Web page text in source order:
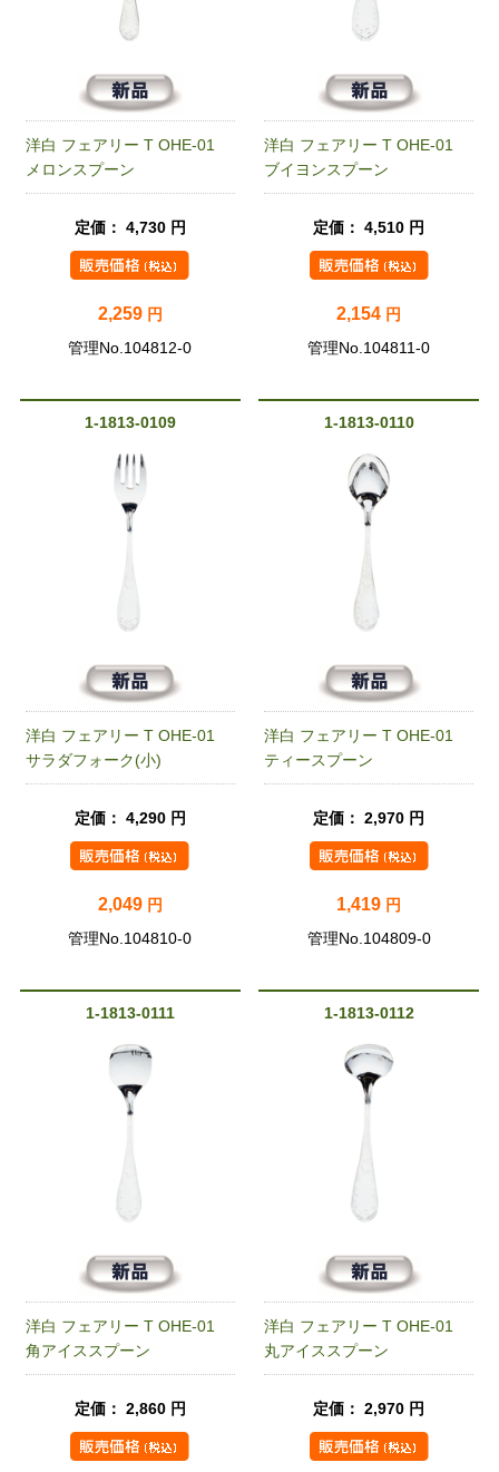
洋白 フェアリー T OHE-01
メロンスプーン
定価： 4,730 円
2,259 円
管理No.104812-0
洋白 フェアリー T OHE-01
ブイヨンスプーン
定価： 4,510 円
2,154 円
管理No.104811-0
1-1813-0109
洋白 フェアリー T OHE-01
サラダフォーク(小)
定価： 4,290 円
2,049 円
管理No.104810-0
1-1813-0110
洋白 フェアリー T OHE-01
ティースプーン
定価： 2,970 円
1,419 円
管理No.104809-0
1-1813-0111
洋白 フェアリー T OHE-01
角アイススプーン
定価： 2,860 円
1-1813-0112
洋白 フェアリー T OHE-01
丸アイススプーン
定価： 2,970 円